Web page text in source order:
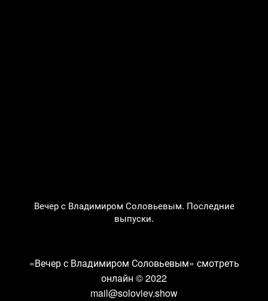
Вечер с Владимиром Соловьевым. Последние
выпуски.
«Вечер с Владимиром Соловьевым» смотреть
онлайн © 2022
mail@soloviev.show